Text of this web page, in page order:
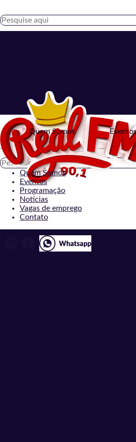
Quem Somos
Quem Somos
Eventos
Programação
Notícias
Vagas de emprego
Contato